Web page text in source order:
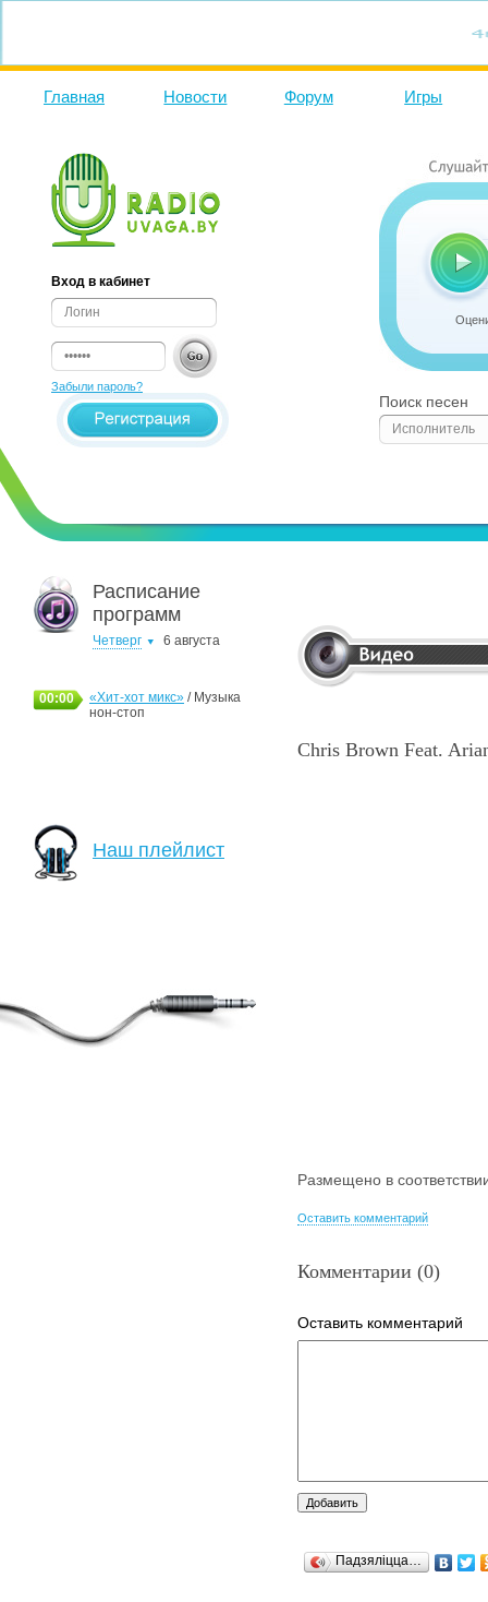
Главная Новости Форум Игры
Вход в кабинет
Забыли пароль?
Расписание
программ
Четверг 6 августа
00:00 «Хит-хот микс» / Музыка
нон-стоп
Наш плейлист
Поиск песен
Chris Brown Feat.
Размещено в
Оставить комментарий
Комментарии (0)
Оставить комментарий
Падзяліцца…